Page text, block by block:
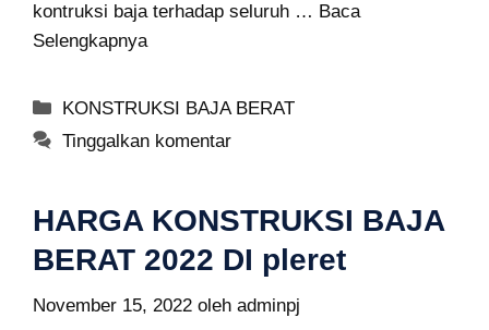
kontruksi baja terhadap seluruh … Baca
Selengkapnya
Kategori
KONSTRUKSI BAJA BERAT
Tinggalkan komentar
HARGA KONSTRUKSI BAJA
BERAT 2022 DI pleret
November 15, 2022 oleh adminpj